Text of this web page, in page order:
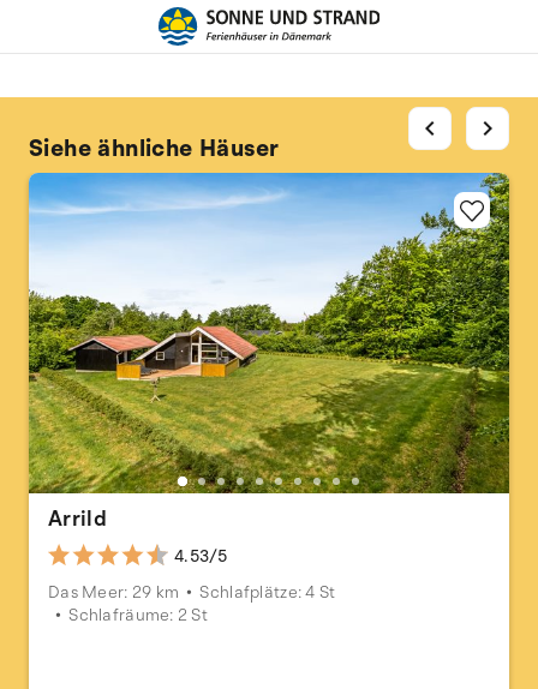
Siehe ähnliche Häuser
Arrild
4.53/5
Das Meer: 29 km
Schlafplätze: 4 St
Schlafräume: 2 St
chevron_left chevron_right